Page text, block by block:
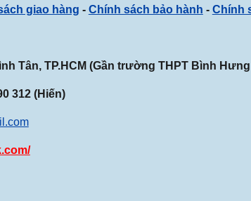
giao hàng - Chính sách bảo hành - Chính
Tân, TP.HCM (Gần trường THPT Bình
312 (Hiến)